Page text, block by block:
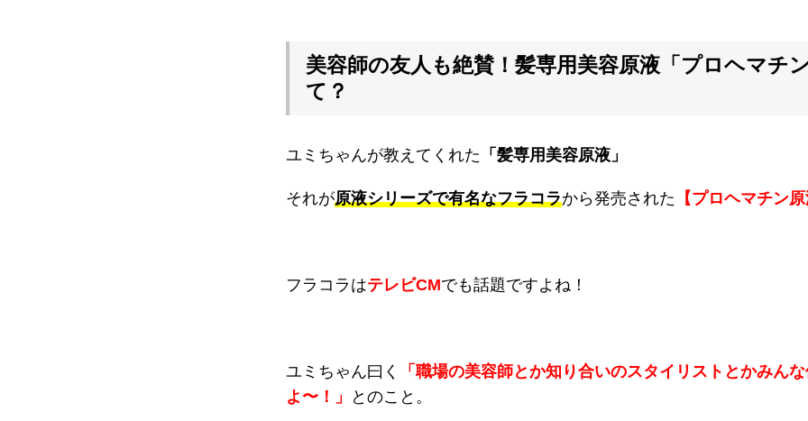
美容師の友人も絶賛！髪専用美容原液「プロヘマチ
て？
ユミちゃんが教えてくれた 「髪専用美容原液」
それが原液シリーズで有名なフラコラから発売された 【プロヘマチン
フラコラはテレビCMでも話題ですよね！
ユミちゃん曰く
「職場の美容師とか知り合いのスタイリストとかみん
よ〜！」
とのこと。